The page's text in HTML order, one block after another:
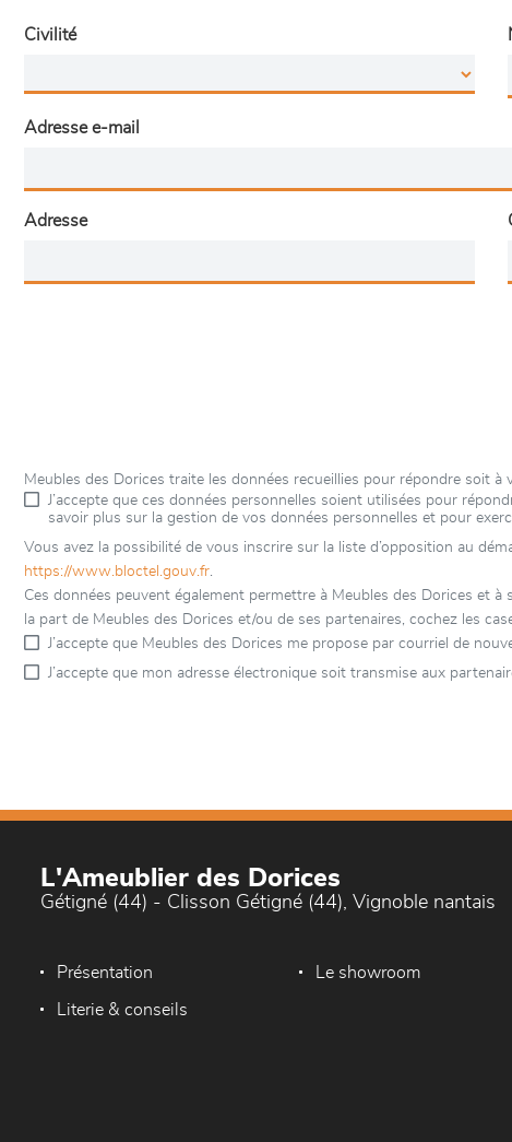
Civilité
Adresse e-mail
Adresse
Meubles des Dorices traite les données recueillies pour répondre soit
J’accepte que ces données personnelles soient utilisées pour
savoir plus sur la gestion de vos données personnelles et pour
Vous avez la possibilité de vous inscrire sur la liste d’opposition au
https://www.bloctel.gouv.fr.
Ces données peuvent également permettre à Meubles des Dorices et
la part de Meubles des Dorices et/ou de ses partenaires, cochez les
J’accepte que Meubles des Dorices me propose par courriel de
J’accepte que mon adresse électronique soit transmise aux
L'Ameublier des Dorices
Gétigné (44) - Clisson Gétigné (44), Vignoble nantais
Présentation Le showroom
Literie & conseils